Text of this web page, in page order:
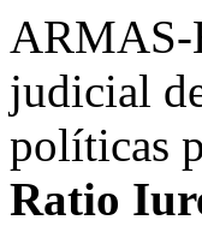
ARMAS-
judicial
políticas
Ratio